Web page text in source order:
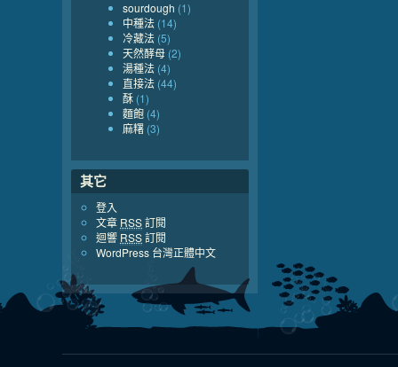
sourdough (1)
中種法 (14)
冷藏法 (5)
天然酵母 (2)
湯種法 (4)
直接法 (44)
酥 (1)
麵飽 (4)
麻糬 (3)
其它
登入
文章 RSS訂閱
迴響 RSS訂閱
WordPress 台灣正體中文